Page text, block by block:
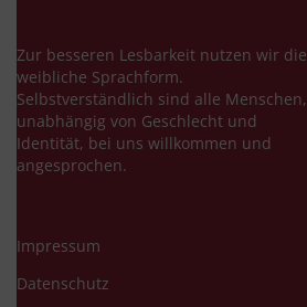
Zur besseren Lesbarkeit nutzen wir die
weibliche Sprachform.
Selbstverständlich sind alle Menschen,
unabhängig von Geschlecht und
Identität, bei uns willkommen und
angesprochen.
Impressum
Datenschutz